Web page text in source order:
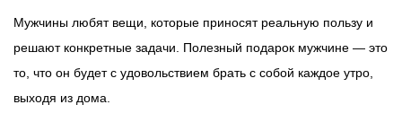
Мужчины любят вещи, которые приносят реальную пользу и
решают конкретные задачи. Полезный подарок мужчине — это
то, что он будет с удовольствием брать с собой каждое утро,
выходя из дома.